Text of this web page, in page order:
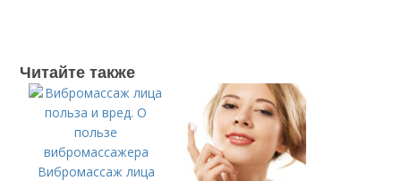
Читайте также
Вибромассаж лица